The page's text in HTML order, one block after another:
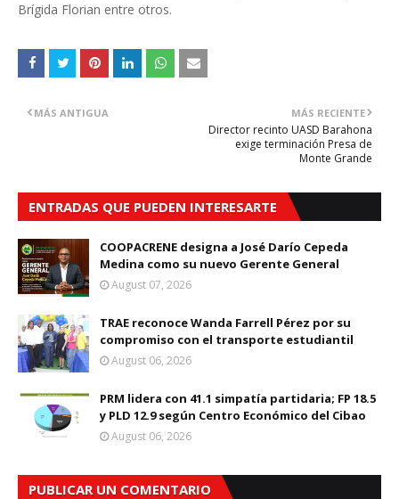
Brígida Florian entre otros.
MÁS RECIENTE
Director recinto UASD Barahona
exige terminación Presa de
Monte Grande
MÁS ANTIGUA
ENTRADAS QUE PUEDEN INTERESARTE
COOPACRENE designa a José Darío Cepeda
Medina como su nuevo Gerente General
August 07, 2026
TRAE reconoce Wanda Farrell Pérez por su
compromiso con el transporte estudiantil
August 06, 2026
PRM lidera con 41.1 simpatía partidaria; FP 18.5
y PLD 12.9 según Centro Económico del Cibao
August 06, 2026
PUBLICAR UN COMENTARIO